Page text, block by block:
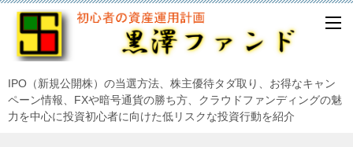
IPO（新規公開株）の当選方法、株主優待タダ取り、お得なキャン
ペーン情報、FXや暗号通貨の勝ち方、クラウドファンディングの魅
力を中心に投資初心者に向けた低リスクな投資行動を紹介